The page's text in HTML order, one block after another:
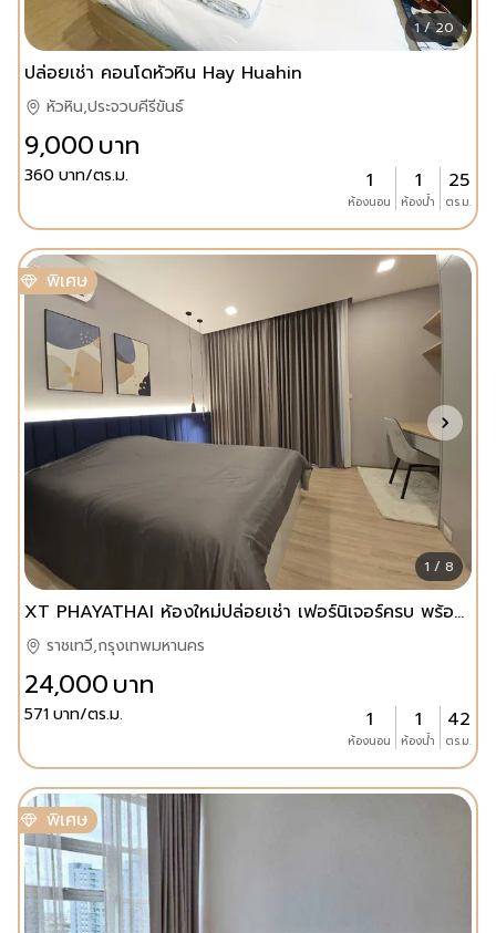
1 / 20
ปล่อยเช่า คอนโดหัวหิน Hay Huahin
หัวหิน,ประจวบคีรีขันธ์
9,000บาท
360 บาท/ตร.ม. 1
ห้องนอน
1
ห้องน้ำ
25
ตร.ม.
พิเศษ
1 / 8
XT PHAYATHAI ห้องใหม่ปล่อยเช่า เฟอร์นิเจอร์ครบ พร้อมอยู่
ราชเทวี,กรุงเทพมหานคร
24,000บาท
571บาท/ตร.ม. 1
ห้องนอน
1
ห้องน้ำ
42
ตร.ม.
พิเศษ